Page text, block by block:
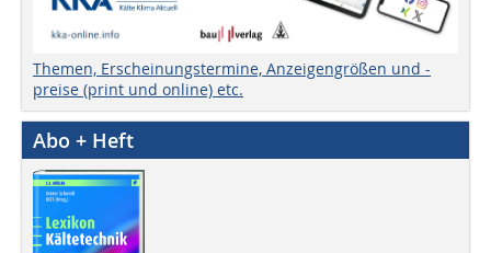
Themen, Erscheinungstermine, Anzeigengrößen und -
preise (print und online) etc.
Abo + Heft